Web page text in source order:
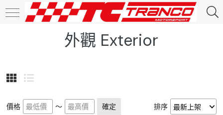
外觀 Exterior
價格 ～ 確定 排序